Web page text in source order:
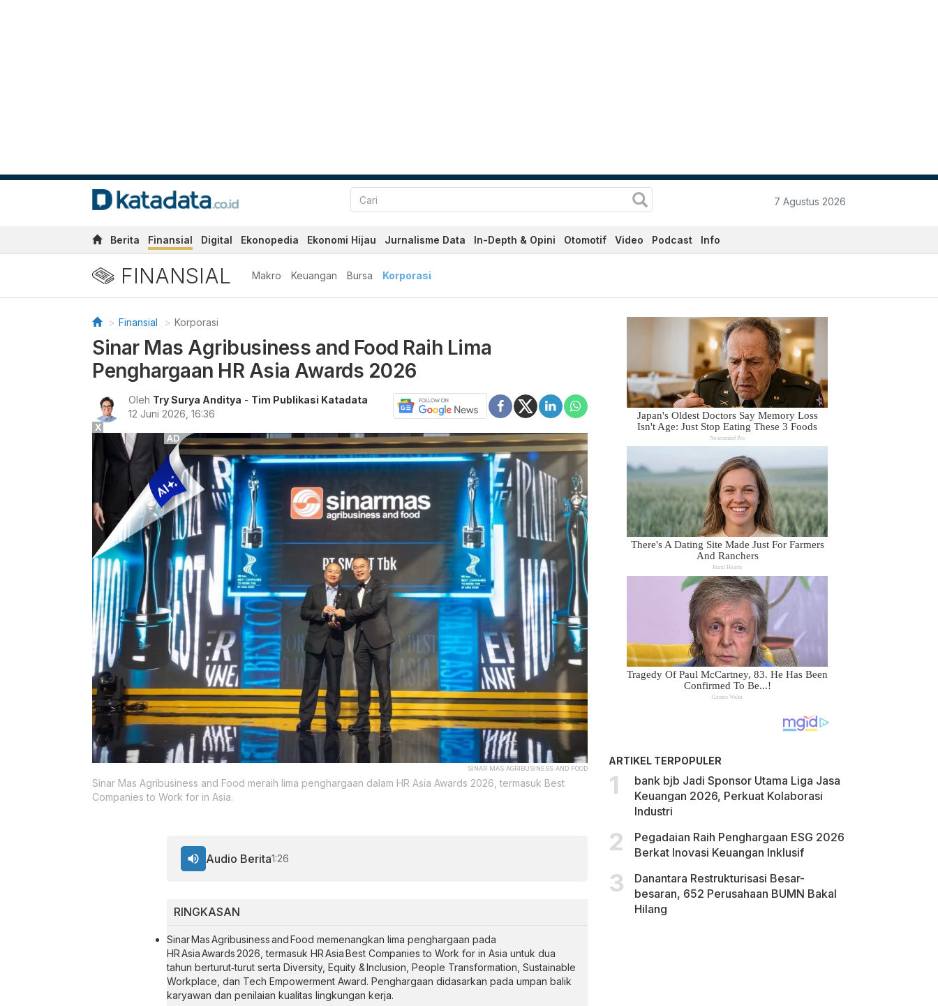
7 Agustus 2026
Berita Finansial Digital Ekonopedia Ekonomi Hijau Jurnalisme Data In-Depth & Opini Otomotif Video Podcast Info
FINANSIAL Makro Keuangan Bursa Korporasi
Finansial Korporasi
Sinar Mas Agribusiness and Food Raih Lima
Penghargaan HR Asia Awards 2026
Oleh Try Surya Anditya - Tim Publikasi Katadata
12 Juni 2026, 16:36
SINAR MAS AGRIBUSINESS AND FOOD
Sinar Mas Agribusiness and Food meraih lima penghargaan dalam HR Asia Awards 2026, termasuk Best
Companies to Work for in Asia.
RINGKASAN
Sinar Mas Agribusiness and Food memenangkan lima penghargaan pada
HR Asia Awards 2026, termasuk HR Asia Best Companies to Work for in Asia untuk dua
tahun berturut‑turut serta Diversity, Equity & Inclusion, People Transformation, Sustainable
Workplace, dan Tech Empowerment Award. Penghargaan didasarkan pada umpan balik
karyawan dan penilaian kualitas lingkungan kerja.
Audio Berita1:26
ARTIKEL TERPOPULER
bank bjb Jadi Sponsor Utama Liga Jasa
Keuangan 2026, Perkuat Kolaborasi
Industri
Pegadaian Raih Penghargaan ESG 2026
Berkat Inovasi Keuangan Inklusif
Danantara Restrukturisasi Besar-
besaran, 652 Perusahaan BUMN Bakal
Hilang
X